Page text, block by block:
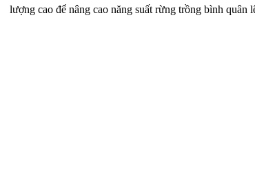
lượng cao để nâng cao năng suất rừng trồng bình